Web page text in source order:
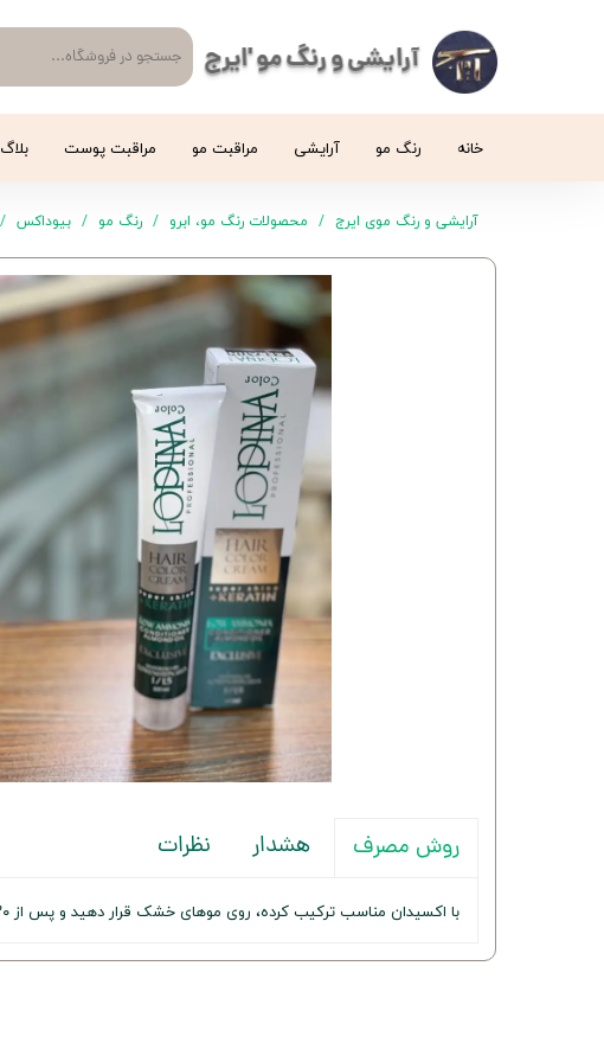
آرایشی و رنگ مو 'ایرج
خانه رنگ مو آرایشی مراقبت مو مراقبت پوست بلاگ
آرایشی و رنگ موی ایرج محصولات رنگ مو، ابرو رنگ مو بیوداکس
روش مصرف هشدار نظرات
با اکسیدان مناسب ترکیب کرده، روی موهای خشک قرار دهید و پس از ۳۰-۴۵ دقیقه بشویید.